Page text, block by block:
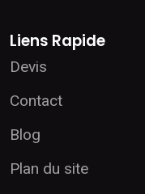
Liens Rapide
Devis
Contact
Blog
Plan du site